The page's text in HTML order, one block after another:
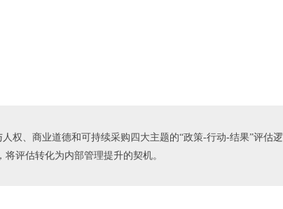
权、商业道德和可持续采购四大主题的“政策-行动-结果”评估逻
评估转化为内部管理提升的契机。